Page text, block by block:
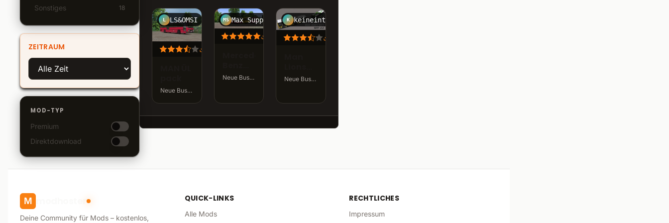
Sonstiges 18
ZEITRAUM
MOD-TYP
Premium
Direktdownload
474
L LS&OMSI
Neue Busse · v1.0 · 115,9 MB
MS Max Supports
50.3Komsi
O305
Neue Busse · v1.2.1 · 184,3 MB
K keineintresse
City
Neue Busse · v1.2.1 für OMSI 2 · 84,2 MB
M
Deine Community für Mods – kostenlos,
QUICK-LINKS
Alle Mods
RECHTLICHES
Impressum